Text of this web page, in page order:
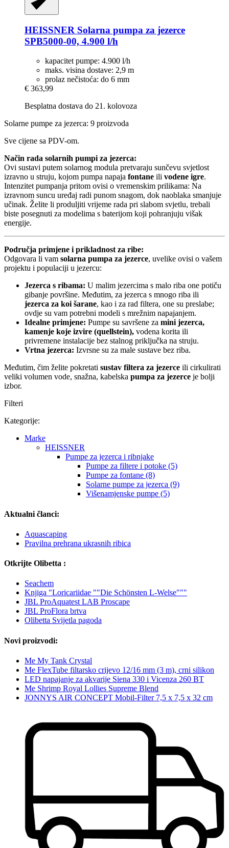
HEISSNER Solarna pumpa za jezerce
SPB5000-​00, 4.900 l/h
kapacitet pumpe: 4.900 l/h
maks. visina dostave: 2,9 m
prolaz nečistoća: do 6 mm
€ 363,99
Besplatna dostava do 21. kolovoza
Solarne pumpe za jezerca: 9 proizvoda
Sve cijene sa PDV-om.
Način rada solarnih pumpi za jezerca:
Ovi sustavi putem solarnog modula pretvaraju sunčevu svjetlost
izravno u struju, kojom pumpa napaja fontane ili vodene igre.
Intenzitet pumpanja pritom ovisi o vremenskim prilikama: Na
izravnom suncu uređaj radi punom snagom, dok naoblaka smanjuje
učinak. Želite li produljiti vrijeme rada pri slabom svjetlu, trebali
biste posegnuti za modelima s baterijom koji pohranjuju višak
energije.
Područja primjene i prikladnost za ribe:
Odgovara li vam solarna pumpa za jezerce, uvelike ovisi o vašem
projektu i populaciji u jezercu:
Jezerca s ribama: U malim jezercima s malo riba one potiču
gibanje površine. Međutim, za jezerca s mnogo riba ili
jezerca za koi šarane, kao i za rad filtera, one su preslabe;
ovdje su vam potrebni modeli s mrežnim napajanjem.
Idealne primjene: Pumpe su savršene za mini jezerca,
kamenje koje izvire (quellstein), vodena korita ili
privremene instalacije bez stalnog priključka na struju.
Vrtna jezerca: Izvrsne su za male sustave bez riba.
Međutim, čim želite pokretati sustav filtera za jezerce ili cirkulirati
veliki volumen vode, snažna, kabelska pumpa za jezerce je bolji
izbor.
Filteri
Kategorije:
Marke
HEISSNER
Pumpe za jezerca i ribnjake
Pumpe za filtere i potoke (5)
Pumpe za fontane (8)
Solarne pumpe za jezerca (9)
Višenamjenske pumpe (5)
Aktualni članci:
Aquascaping
Pravilna prehrana ukrasnih ribica
Otkrijte Olibetta :
Seachem
Knjiga "Loricariidae ""Die Schönsten L-Welse"""
JBL ProAquatest LAB Proscape
JBL ProFlora brtva
Olibetta Svijetla pagoda
Novi proizvodi:
Me My Tank Crystal
Me FlexTube filtarsko crijevo 12/16 mm (3 m), crni silikon
LED napajanje za akvarije Siena 330 i Vicenza 260 BT
Me Shrimp Royal Lollies Supreme Blend
JONNYS AIR CONCEPT Mobil-Filter 7,5 x 7,5 x 32 cm